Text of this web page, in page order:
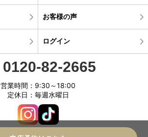
お客様の声
ログイン
0120-82-2665
営業時間：9:30～18:00
定休日：毎週水曜日